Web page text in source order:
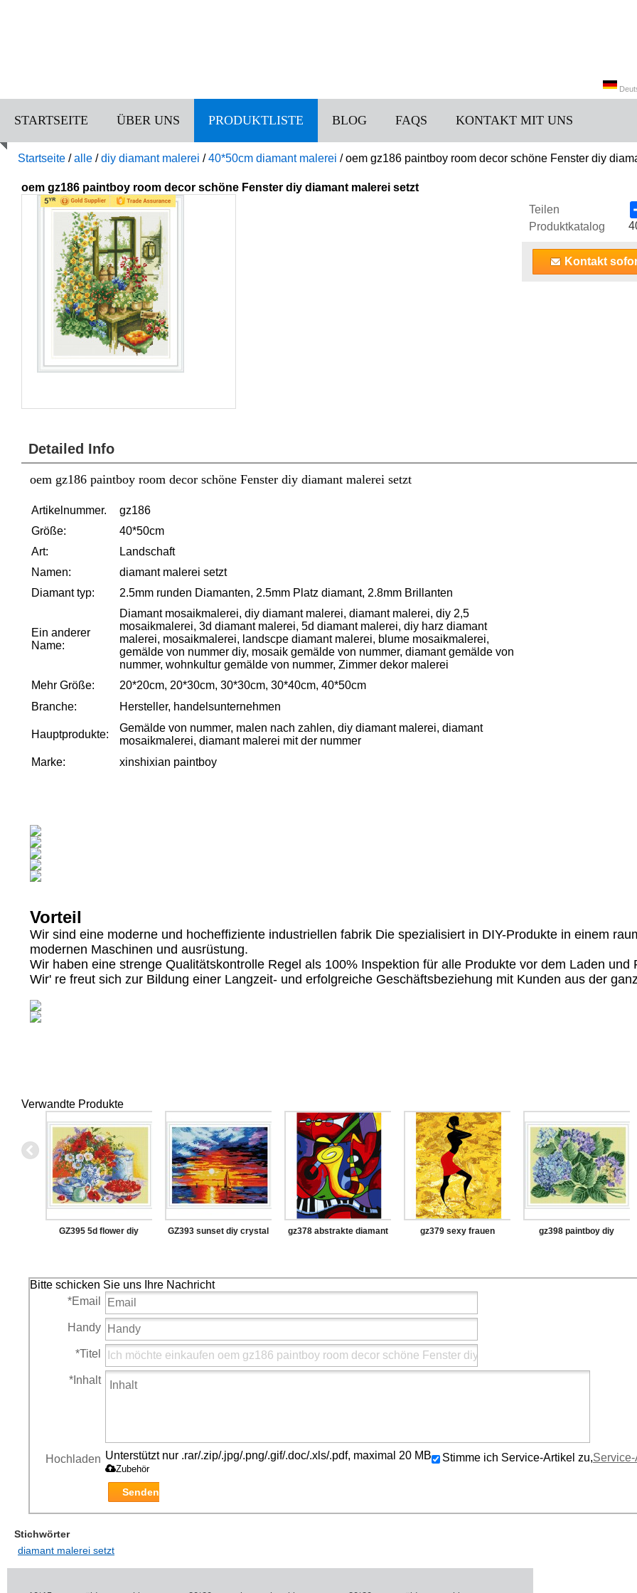
STARTSEITE ÜBER UNS PRODUKTLISTE BLOG FAQS KONTAKT MIT UNS
Startseite /alle /diy diamant malerei /40*50cm diamant malerei /oem gz186 paintboy room decor schöne Fenster diy
oem gz186 paintboy room decor schöne Fenster diy diamant malerei setzt
Teilen
Produktkatalog
Kontakt
Detailed Info
oem gz186 paintboy room decor schöne Fenster diy diamant malerei setzt
Artikelnummer.
gz186
Größe:
40*50cm
Art:
Landschaft
Namen:
diamant malerei setzt
Diamant typ:
2.5mm runden Diamanten, 2.5mm Platz diamant, 2.8mm Brillanten
Ein anderer
Name:
Diamant mosaikmalerei, diy diamant malerei, diamant malerei, diy 2,5
mosaikmalerei, 3d diamant malerei, 5d diamant malerei, diy harz diamant
malerei, mosaikmalerei, landscpe diamant malerei, blume mosaikmalerei,
gemälde von nummer diy, mosaik gemälde von nummer, diamant gemälde von
nummer, wohnkultur gemälde von nummer, Zimmer dekor malerei
Mehr Größe:
20*20cm, 20*30cm, 30*30cm, 30*40cm, 40*50cm
Branche:
Hersteller, handelsunternehmen
Hauptprodukte:
Gemälde von nummer, malen nach zahlen, diy diamant malerei, diamant
mosaikmalerei, diamant malerei mit der nummer
Marke:
xinshixian paintboy
Vorteil
Wir sind eine moderne und hocheffiziente industriellen fabrik Die spezialisiert in DIY-Produkte in einem
modernen Maschinen und ausrüstung.
Wir haben eine strenge Qualitätskontrolle Regel als 100% Inspektion für alle Produkte vor dem Laden
Wir' re freut sich zur Bildung einer Langzeit- und erfolgreiche Geschäftsbeziehung mit Kunden aus der
Verwandte Produkte
GZ395 5d flower diy GZ393 sunset diy crystal gz378 abstrakte diamant gz379 sexy frauen gz398 paintboy diy
Bitte schicken Sie uns Ihre Nachricht
*Email
Handy
*Titel
* Inhalt
Hochladen Unterstützt nur .rar/.zip/.jpg/.png/.gif/.doc/.xls/.pdf, maximal 20 MB
Zubehör
Stimme ich Service-Artikel zu,Service-
Senden
Stichwörter
diamant malerei setzt